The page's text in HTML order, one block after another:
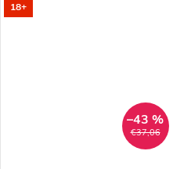
18+
€37,06
–43 %